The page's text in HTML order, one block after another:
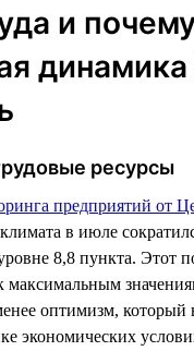
и
ресурсы
предприятий от
в июле
8,8 пункта. Этот
максимальным
оптимизм, который
экономических